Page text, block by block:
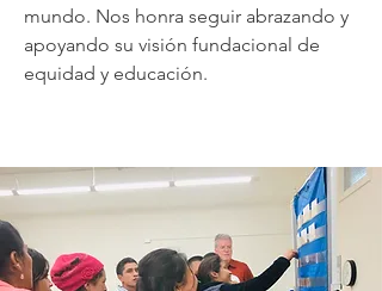
mundo. Nos honra seguir abrazando y
apoyando su visión fundacional de
equidad y educación.